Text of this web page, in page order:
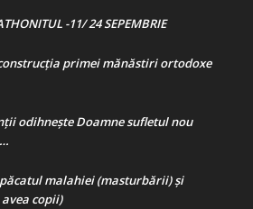
-11/ 24 SEPEMBRIE
primei mănăstiri ortodoxe
odihnește Doamne sufletul nou
malahiei (masturbării) şi
copii)